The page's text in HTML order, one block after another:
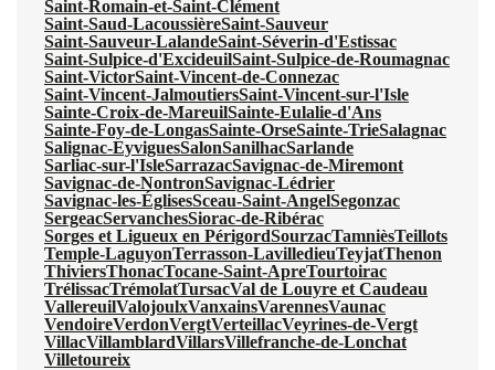
Saint-Romain-et-Saint-Clément
Saint-Saud-LacoussièreSaint-Sauveur
Saint-Sauveur-LalandeSaint-Séverin-d'Estissac
Saint-Sulpice-d'ExcideuilSaint-Sulpice-de-Roumagnac
Saint-VictorSaint-Vincent-de-Connezac
Saint-Vincent-JalmoutiersSaint-Vincent-sur-l'Isle
Sainte-Croix-de-MareuilSainte-Eulalie-d'Ans
Sainte-Foy-de-LongasSainte-OrseSainte-TrieSalagnac
Salignac-EyviguesSalonSanilhacSarlande
Sarliac-sur-l'IsleSarrazacSavignac-de-Miremont
Savignac-de-NontronSavignac-Lédrier
Savignac-les-ÉglisesSceau-Saint-AngelSegonzac
SergeacServanchesSiorac-de-Ribérac
Sorges et Ligueux en PérigordSourzacTamnièsTeillots
Temple-LaguyonTerrasson-LavilledieuTeyjatThenon
ThiviersThonacTocane-Saint-ApreTourtoirac
TrélissacTrémolatTursacVal de Louyre et Caudeau
VallereuilValojoulxVanxainsVarennesVaunac
VendoireVerdonVergtVerteillacVeyrines-de-Vergt
VillacVillamblardVillarsVillefranche-de-Lonchat
Villetoureix